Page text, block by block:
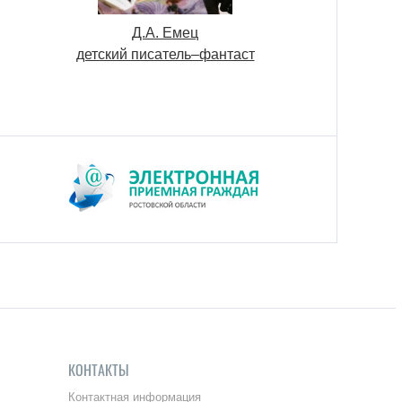
Д.А. Емец
детский писатель–фантаст
КОНТАКТЫ
Контактная информация